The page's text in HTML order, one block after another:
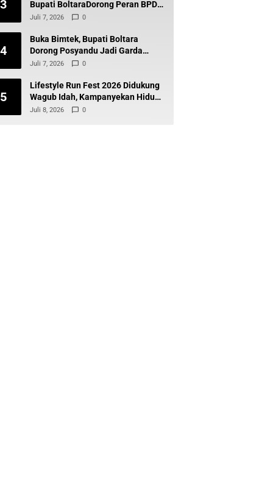
3
Bupati BoltaraDorong Peran BPD
Wujudkan Desa Maju dan
Juli 7, 2026 0
4
Buka Bimtek, Bupati Boltara
Dorong Posyandu Jadi Garda
Terdepan Layanan Kesehatan
Juli 7, 2026 0
5
Lifestyle Run Fest 2026 Didukung
Wagub Idah, Kampanyekan Hidup
Sehat dan Cegah Diabetes
Juli 8, 2026 0